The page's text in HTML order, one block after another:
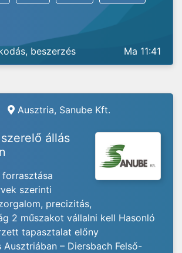
beszerzés Ma 11:41
Ausztria, Sanube Kft.
állás
szerinti
precizitás,
2 műszakot vállalni kell Hasonló
tapasztalat előny
Ausztriában – Diersbach Felső-